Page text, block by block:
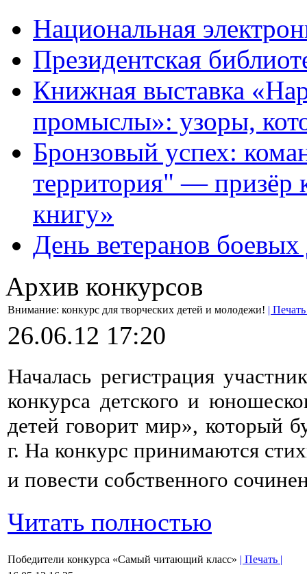
Национальная
Президентская
Книжная выставка
промыслы»: узоры,
Бронзовый успех:
территория" — призёр
книгу»
День ветеранов
Архив конкурсов
Внимание: конкурс для творческих детей и молодежи! |
26.06.12 17:20
Началась регистрация
конкурса детского и
детей говорит мир», который
г. На конкурс принимаются
и повести собственного
Читать полностью
Победители конкурса «Самый читающий класс» | Печать |